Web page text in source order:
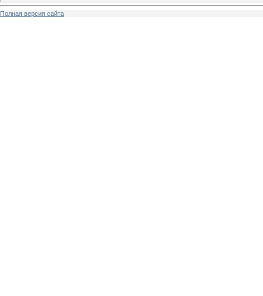
Полная версия сайта